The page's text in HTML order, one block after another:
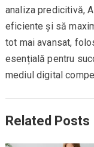
analiza predicitivă,
eficiente și să
tot mai avansat,
esențială pentru
mediul digital
Related Posts